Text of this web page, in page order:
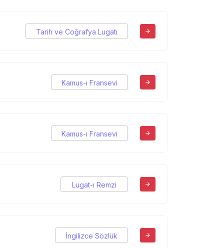
Tarih ve Coğrafya Lugatı
Kamus-ı Fransevi
Kamus-ı Fransevi
Lugat-ı Remzi
İngilizce Sözlük